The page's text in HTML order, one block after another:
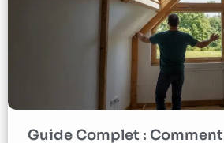
Guide Complet :